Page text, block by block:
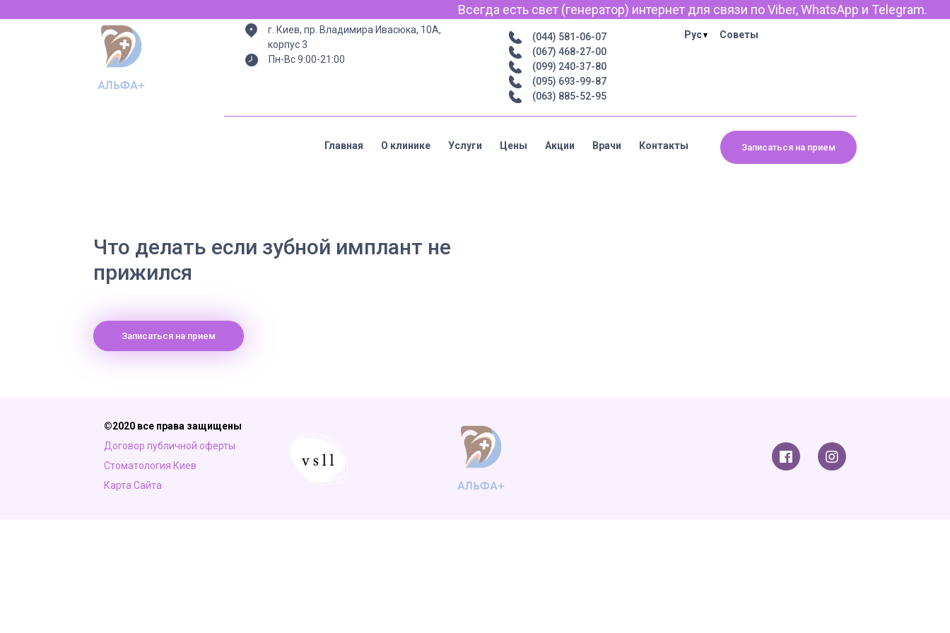
Всегда есть свет (генератор) интернет для связи по Viber, WhatsApp и Telegram.
г. Киев, пр. Владимира Ивасюка, 10А,
корпус 3
Пн-Вс 9:00-21:00
(044) 581-06-07
(067) 468-27-00
(099) 240-37-80
(095) 693-99-87
(063) 885-52-95
Рус Советы
Главная О клинике Услуги Цены Акции Врачи Контакты Записаться на прием
Что делать если зубной имплант не
прижился
Записаться на прием
©2020 все права защищены
Договор публичной оферты
Стоматология Киев
Карта Сайта